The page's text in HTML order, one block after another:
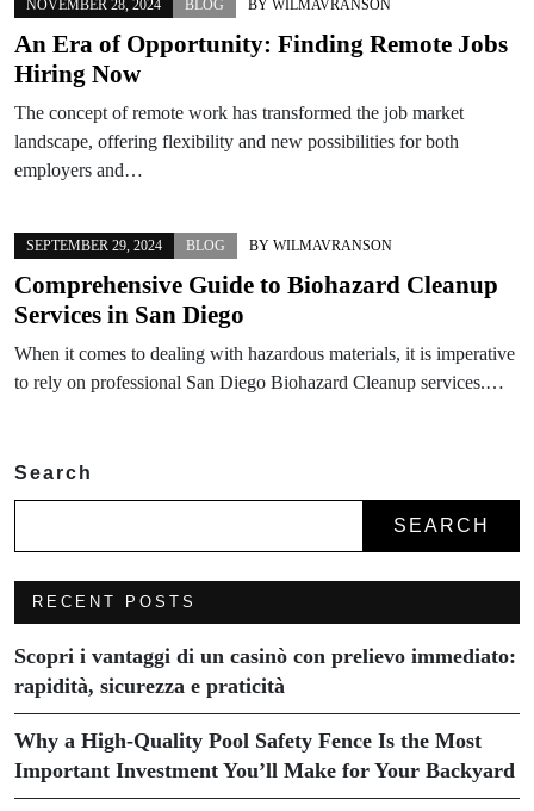
NOVEMBER 28, 2024 BLOG BY WILMAVRANSON
An Era of Opportunity: Finding Remote Jobs
Hiring Now
The concept of remote work has transformed the job market
landscape, offering flexibility and new possibilities for both
employers and…
SEPTEMBER 29, 2024 BLOG BY WILMAVRANSON
Comprehensive Guide to Biohazard Cleanup
Services in San Diego
When it comes to dealing with hazardous materials, it is imperative
to rely on professional San Diego Biohazard Cleanup services.…
Search
SEARCH
RECENT POSTS
Scopri i vantaggi di un casinò con prelievo immediato:
rapidità, sicurezza e praticità
Why a High-Quality Pool Safety Fence Is the Most
Important Investment You’ll Make for Your Backyard